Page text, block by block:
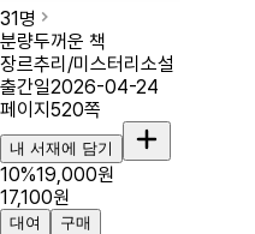
31 명
분량두꺼운 책
장르추리/미스터리소설
출간일2026-04-24
페이지 520쪽
내 서재에 담기
10%19,000원
17,100원
대여 구매